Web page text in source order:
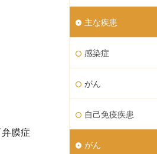
膜症
主な疾患
感染症
がん
自己免疫疾患
がん